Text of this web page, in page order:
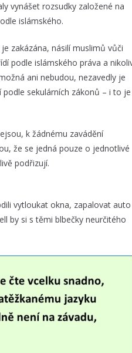
vynášet rozsudky založené na
islámského.
zakázána, násilí muslimů vůči
podle islámského práva a
ani nebudou, nezavedly je
podle sekulárních zákonů – i to je
k žádnému zavádění
že se jedná pouze o jednotlivé
podřizují.
vytloukat okna, zapalovat auto
by si s těmi blbečky neurčitého